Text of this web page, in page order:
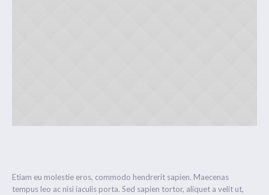
Etiam eu molestie eros, commodo hendrerit sapien. Maecenas
tempus leo ac nisi iaculis porta. Sed sapien tortor, aliquet a velit ut,